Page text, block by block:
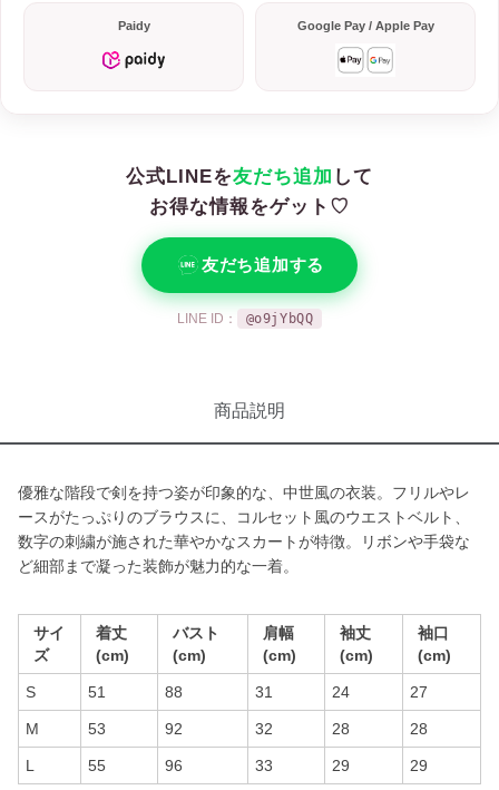
Paidy Google Pay / Apple Pay
公式LINEを友だち追加 して
お得な情報をゲット♡
友だち追加する
LINE ID： @o9jYbQQ
商品説明
優雅な階段で剣を持つ姿が印象的な、中世風の衣装。フリルやレ
ースがたっぷりのブラウスに、コルセット風のウエストベルト、
数字の刺繍が施された華やかなスカートが特徴。リボンや手袋な
ど細部まで凝った装飾が魅力的な一着。
サイ
ズ
着丈
(cm)
バスト
(cm)
肩幅
(cm)
袖丈
(cm)
袖口
(cm)
S 51 88 31 24 27
M 53 92 32 28 28
L 55 96 33 29 29